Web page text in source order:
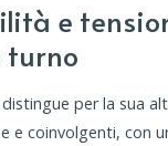
e
turno
distingue per la sua
e coinvolgenti, con